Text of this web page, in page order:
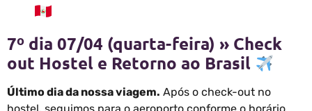
7º dia 07/04 (quarta-feira) » Check
out Hostel e Retorno ao Brasil
Último dia da nossa viagem. Após o check-out no